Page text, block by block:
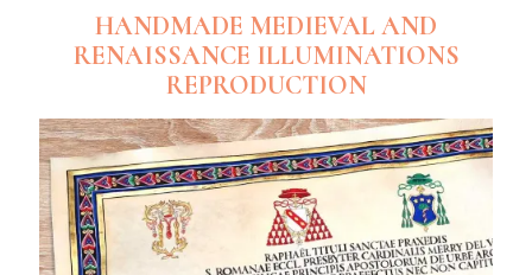
HANDMADE MEDIEVAL AND
RENAISSANCE ILLUMINATIONS
REPRODUCTION
Bolla del Capitolo
di San Pietro